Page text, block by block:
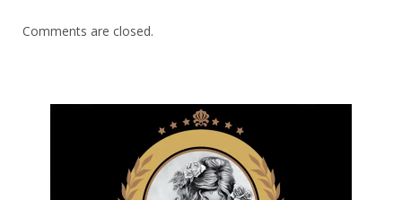
Comments are closed.